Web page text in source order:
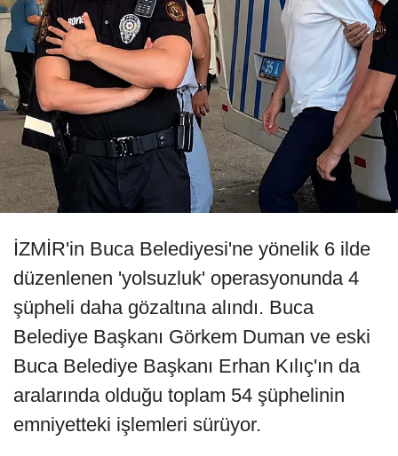
İZMİR'in Buca Belediyesi'ne yönelik 6 ilde
düzenlenen 'yolsuzluk' operasyonunda 4
şüpheli daha gözaltına alındı. Buca
Belediye Başkanı Görkem Duman ve eski
Buca Belediye Başkanı Erhan Kılıç'ın da
aralarında olduğu toplam 54 şüphelinin
emniyetteki işlemleri sürüyor.